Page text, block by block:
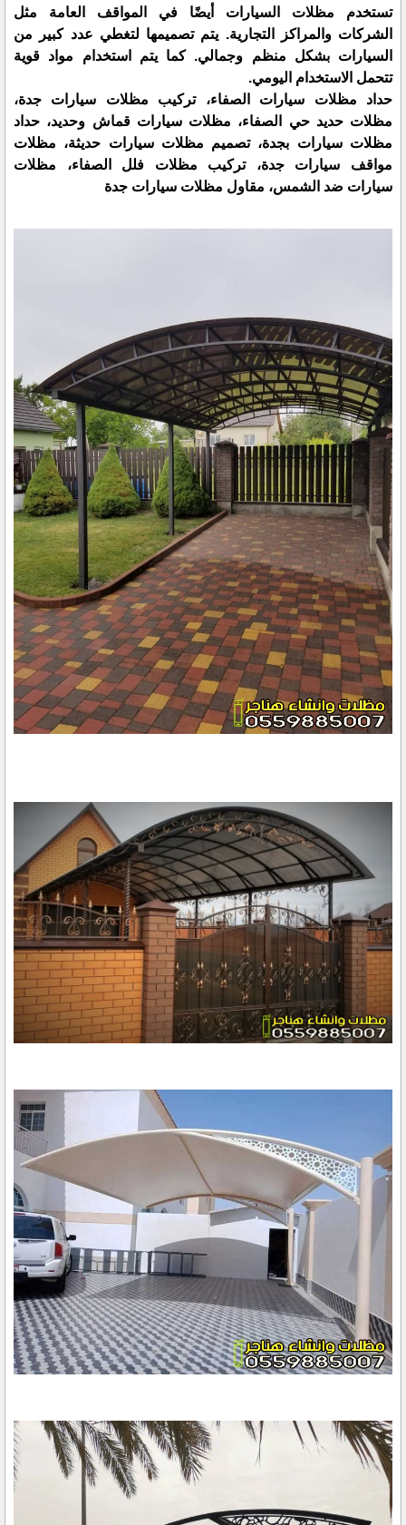
تستخدم مظلات السيارات أيضًا في المواقف العامة مثل
الشركات والمراكز التجارية. يتم تصميمها لتغطي عدد كبير من
السيارات بشكل منظم وجمالي. كما يتم استخدام مواد قوية
تتحمل الاستخدام اليومي.
حداد مظلات سيارات الصفاء، تركيب مظلات سيارات جدة،
مظلات حديد حي الصفاء، مظلات سيارات قماش وحديد، حداد
مظلات سيارات بجدة، تصميم مظلات سيارات حديثة، مظلات
مواقف سيارات جدة، تركيب مظلات فلل الصفاء، مظلات
سيارات ضد الشمس، مقاول مظلات سيارات جدة